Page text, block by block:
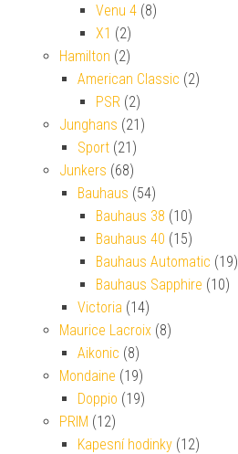
Venu 4 (8)
X1 (2)
Hamilton (2)
American Classic (2)
PSR (2)
Junghans (21)
Sport (21)
Junkers (68)
Bauhaus (54)
Bauhaus 38 (10)
Bauhaus 40 (15)
Bauhaus Automatic (19)
Bauhaus Sapphire (10)
Victoria (14)
Maurice Lacroix (8)
Aikonic (8)
Mondaine (19)
Doppio (19)
PRIM (12)
Kapesní hodinky (12)